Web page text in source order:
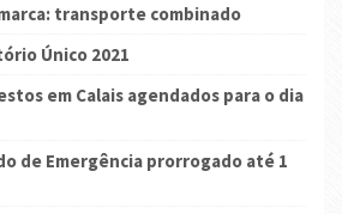
transporte combinado
Único 2021
em Calais agendados para o dia
de Emergência prorrogado até 1